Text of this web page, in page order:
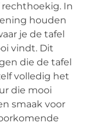
In
houden
je de tafel
vindt. Dit
die de tafel
volledig het
die mooi
smaak voor